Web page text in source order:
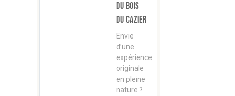
du Bois
du Cazier
Envie
d’une
expérience
originale
en pleine
nature ?